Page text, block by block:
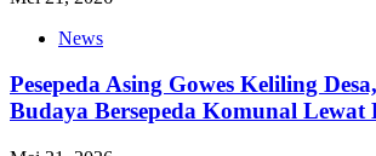
News
Pesepeda Asing Gowes Keliling
Budaya Bersepeda Komunal Lewat